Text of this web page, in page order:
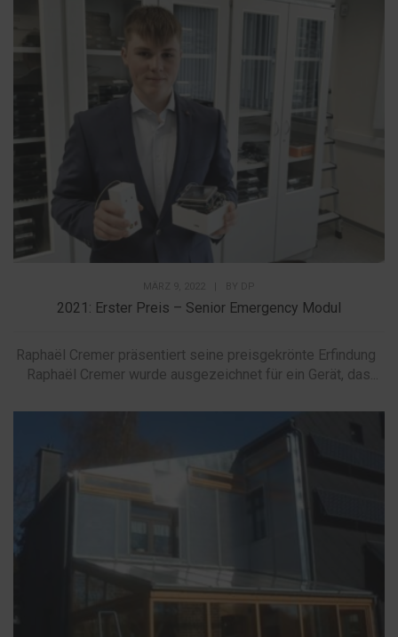
2021: Erster Preis – Senior Emergency Modul
Raphaël Cremer präsentiert seine preisgekrönte Erfindung
Raphaël Cremer wurde ausgezeichnet für ein Gerät, das...